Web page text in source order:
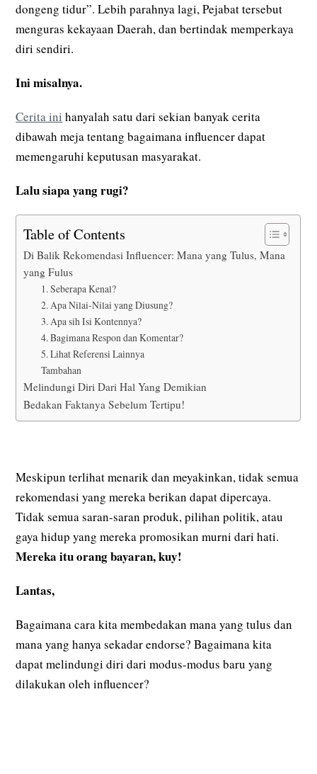
dongeng tidur”. Lebih parahnya lagi, Pejabat tersebut
menguras kekayaan Daerah, dan bertindak memperkaya
diri sendiri.
Ini misalnya.
Cerita ini hanyalah satu dari sekian banyak cerita
dibawah meja tentang bagaimana influencer dapat
memengaruhi keputusan masyarakat.
Lalu siapa yang rugi?
Table of Contents
Di Balik Rekomendasi Influencer: Mana yang Tulus, Mana
yang Fulus
1. Seberapa Kenal?
2. Apa Nilai-Nilai yang Diusung?
3. Apa sih Isi Kontennya?
4. Bagimana Respon dan Komentar?
5. Lihat Referensi Lainnya
Tambahan
Melindungi Diri Dari Hal Yang Demikian
Bedakan Faktanya Sebelum Tertipu!
Meskipun terlihat menarik dan meyakinkan, tidak semua
rekomendasi yang mereka berikan dapat dipercaya.
Tidak semua saran-saran produk, pilihan politik, atau
gaya hidup yang mereka promosikan murni dari hati.
Mereka itu orang bayaran, kuy!
Lantas,
Bagaimana cara kita membedakan mana yang tulus dan
mana yang hanya sekadar endorse? Bagaimana kita
dapat melindungi diri dari modus-modus baru yang
dilakukan oleh influencer?